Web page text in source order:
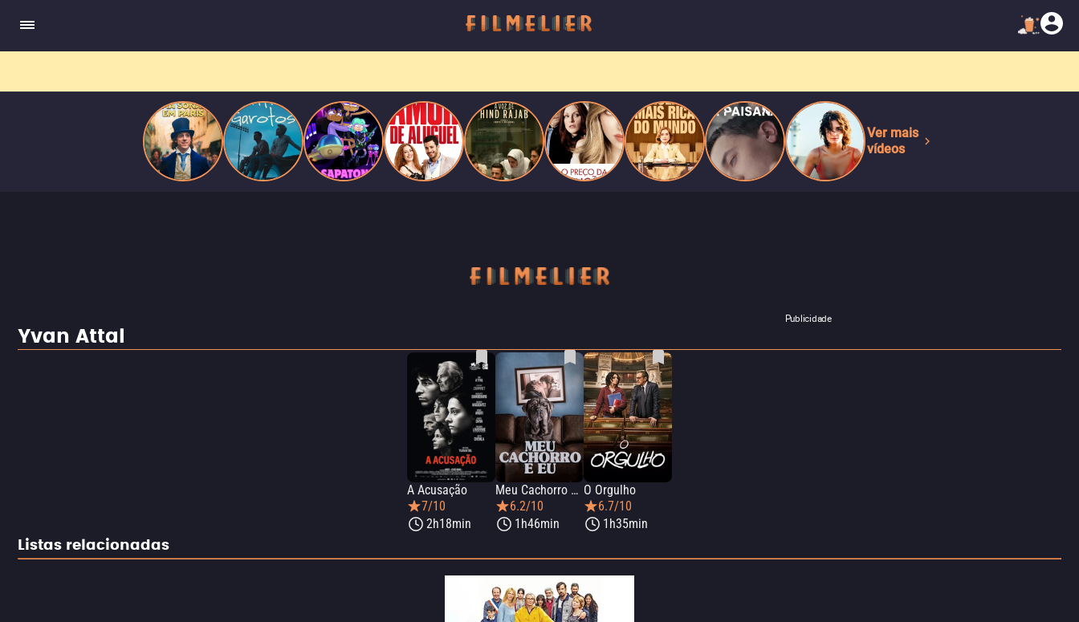
Ver mais
vídeos
Publicidade
Yvan Attal
A Acusação
7/10
2h18min
Meu Cachorro e Eu
6.2/10
1h46min
O Orgulho
6.7/10
1h35min
Listas relacionadas
Paris
meio a círculos aristocráticos e reais.